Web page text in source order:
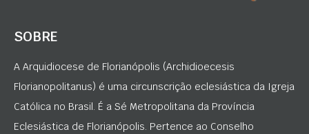
SOBRE
A Arquidiocese de Florianópolis (Archidioecesis
Florianopolitanus) é uma circunscrição eclesiástica da Igreja
Católica no Brasil. É a Sé Metropolitana da Província
Eclesiástica de Florianópolis. Pertence ao Conselho